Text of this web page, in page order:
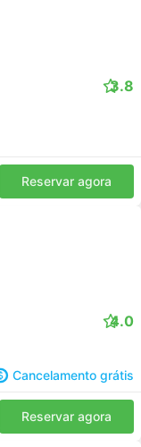
3.8
Reservar agora
4.0
Cancelamento grátis
Reservar agora